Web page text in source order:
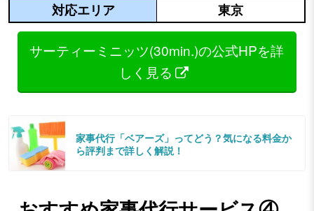
対応エリア
東京
サーティーミニッツ(30min.)の公式HPを詳
しく見る
家事代行「ベアーズ」ってどう？気になる料金か
ら評判まで詳しく解説！